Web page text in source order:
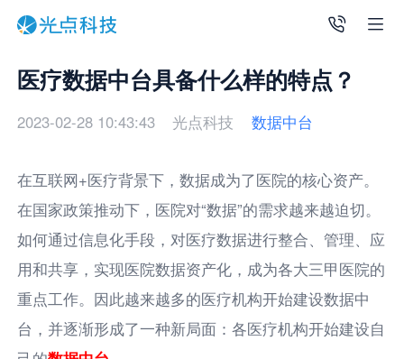
医疗数据中台具备什么样的特点？
2023-02-28 10:43:43 光点科技 数据中台
在互联网+医疗背景下，数据成为了医院的核心资产。
在国家政策推动下，医院对“数据”的需求越来越迫切。
如何通过信息化手段，对医疗数据进行整合、管理、应
用和共享，实现医院数据资产化，成为各大三甲医院的
重点工作。因此越来越多的医疗机构开始建设数据中
台，并逐渐形成了一种新局面：各医疗机构开始建设自